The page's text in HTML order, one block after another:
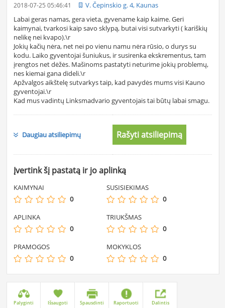
2018-07-25 05:46:41
V. Čepinskio g. 4, Kaunas
Labai geras namas, gera vieta, gyvename kaip kaime. Geri
kaimynai, tvarkosi kaip savo sklypą, butai visi sutvarkyti ( kariškių
nelikę nei kvapo).\r
Jokių kačių nėra, net nei po vienu namu nėra rūsio, o durys su
kodu. Laiko gyventojai šuniukus, ir susirenka ekskrementus, tam
įrengtos net dėžės. Mašinoms pastatyti neturime jokių problemų,
nes kiemai gana dideli.\r
Apžvalgos aikštelę sutvarkys taip, kad pavydės mums visi Kauno
gyventojai.\r
Kad mus vadintų Linksmadvario gyventojais tai būtų labai smagu.
Daugiau atsiliepimų Rašyti atsiliepimą
Įvertink šį pastatą ir jo aplinką
KAIMYNAI
0
SUSISIEKIMAS
0
APLINKA
0
TRIUKŠMAS
0
PRAMOGOS
0
MOKYKLOS
0
Palyginti Išsaugoti Spausdinti Raportuoti Dalintis